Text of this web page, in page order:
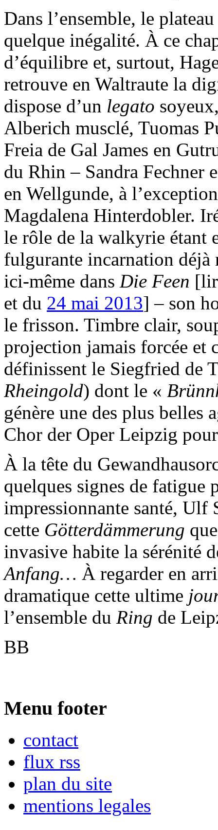
Dans l’ensemble, le
quelque inégalité. À ce
d’équilibre et, surtout,
retrouve en Waltraute la
dispose d’un legato
Alberich musclé, Tuomas
Freia de Gal James en
du Rhin – Sandra Fechner
en Wellgunde, à
Magdalena Hinterdobler.
le rôle de la walkyrie étant
fulgurante incarnation déjà
ici-même dans Die Feen
et du 24 mai 2013] – son
le frisson. Timbre clair,
projection jamais forcée et
définissent le Siegfried de
Rheingold) dont le «
génère une des plus belles
Chor der Oper Leipzig
À la tête du
quelques signes de fatigue
impressionnante santé,
cette Götterdämmerung
invasive habite la sérénité
Anfang… À regarder en
dramatique cette ultime
l’ensemble du Ring de
BB
Menu footer
contact
flux rss
plan du site
mentions legales